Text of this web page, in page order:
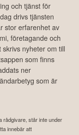
och tjänst för
drivs tjänsten
stor erfarenhet av
företagande och
nyheter om till
som finns
ner
som är
rådgivare, står inte under
innebär att